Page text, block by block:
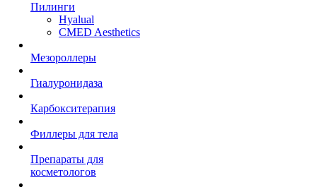
Пилинги
Hyalual
CMED Aesthetics
Мезороллеры
Гиалуронидаза
Карбокситерапия
Филлеры для тела
Препараты для
косметологов